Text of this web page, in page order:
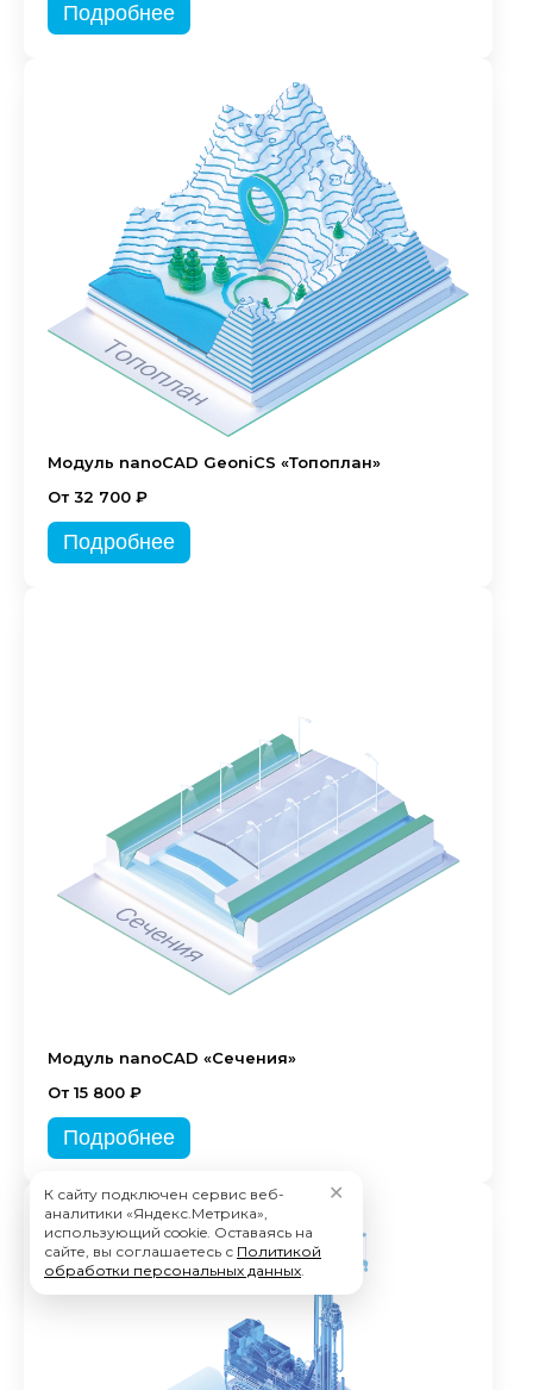
Подробнее
Модуль nanoCAD GeoniCS «Топоплан»
От 32 700 ₽
Подробнее
Модуль nanoCAD «Сечения»
От 15 800 ₽
Подробнее
К сайту подключен сервис веб-
аналитики «Яндекс.Метрика»,
использующий cookie. Оставаясь на
сайте, вы соглашаетесь с Политикой
обработки персональных данных.
✕